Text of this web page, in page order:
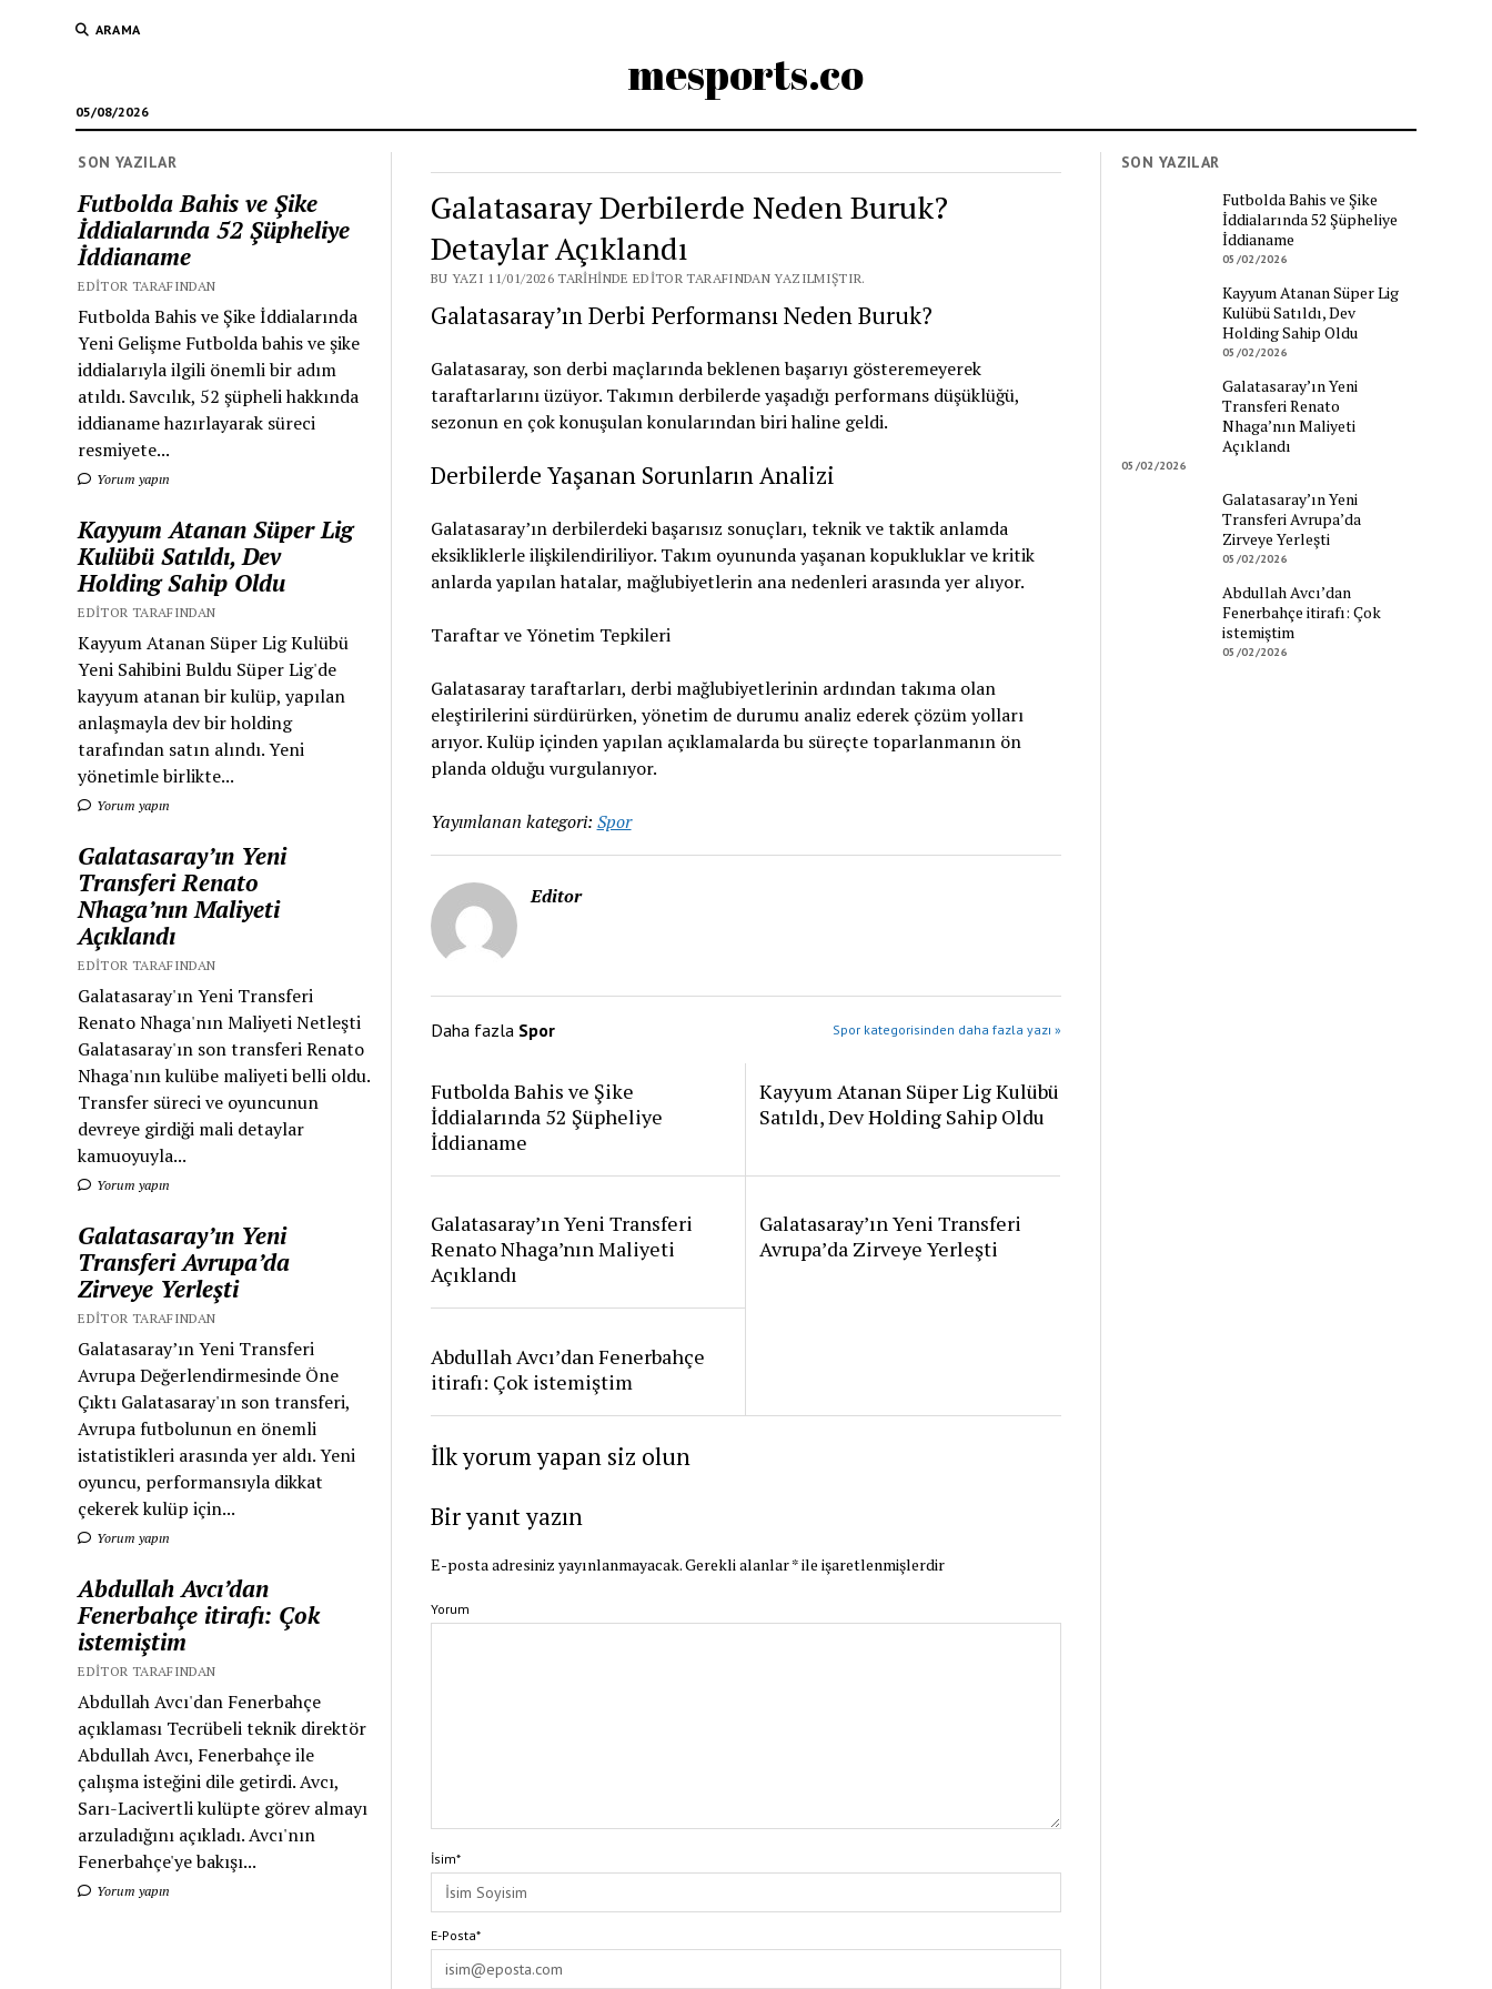
ARAMA
mesports.co
05/08/2026
SON YAZILAR
Futbolda Bahis ve Şike
İddialarında 52 Şüpheliye
İddianame
EDITOR TARAFINDAN
Futbolda Bahis ve Şike İddialarında
Yeni Gelişme Futbolda bahis ve şike
iddialarıyla ilgili önemli bir adım
atıldı. Savcılık, 52 şüpheli hakkında
iddianame hazırlayarak süreci
resmiyete...
Yorum yapın
Kayyum Atanan Süper Lig
Kulübü Satıldı, Dev
Holding Sahip Oldu
EDITOR TARAFINDAN
Kayyum Atanan Süper Lig Kulübü
Yeni Sahibini Buldu Süper Lig'de
kayyum atanan bir kulüp, yapılan
anlaşmayla dev bir holding
tarafından satın alındı. Yeni
yönetimle birlikte...
Yorum yapın
Galatasaray’ın Yeni
Transferi Renato
Nhaga’nın Maliyeti
Açıklandı
EDITOR TARAFINDAN
Galatasaray'ın Yeni Transferi
Renato Nhaga'nın Maliyeti Netleşti
Galatasaray'ın son transferi Renato
Nhaga'nın kulübe maliyeti belli oldu.
Transfer süreci ve oyuncunun
devreye girdiği mali detaylar
kamuoyuyla...
Yorum yapın
Galatasaray’ın Yeni
Transferi Avrupa’da
Zirveye Yerleşti
EDITOR TARAFINDAN
Galatasaray’ın Yeni Transferi
Avrupa Değerlendirmesinde Öne
Çıktı Galatasaray'ın son transferi,
Avrupa futbolunun en önemli
istatistikleri arasında yer aldı. Yeni
oyuncu, performansıyla dikkat
çekerek kulüp için...
Yorum yapın
Abdullah Avcı’dan
Fenerbahçe itirafı: Çok
istemiştim
EDITOR TARAFINDAN
Abdullah Avcı'dan Fenerbahçe
açıklaması Tecrübeli teknik direktör
Abdullah Avcı, Fenerbahçe ile
çalışma isteğini dile getirdi. Avcı,
Sarı-Lacivertli kulüpte görev almayı
arzuladığını açıkladı. Avcı'nın
Fenerbahçe'ye bakışı...
Yorum yapın
Galatasaray Derbilerde Neden Buruk?
Detaylar Açıklandı
BU YAZI 11/01/2026 TARIHINDE EDITOR TARAFINDAN YAZILMIŞTIR.
Galatasaray’ın Derbi Performansı Neden Buruk?
Galatasaray, son derbi maçlarında beklenen başarıyı gösteremeyerek
taraftarlarını üzüyor. Takımın derbilerde yaşadığı performans düşüklüğü,
sezonun en çok konuşulan konularından biri haline geldi.
Derbilerde Yaşanan Sorunların Analizi
Galatasaray’ın derbilerdeki başarısız sonuçları, teknik ve taktik anlamda
eksikliklerle ilişkilendiriliyor. Takım oyununda yaşanan kopukluklar ve kritik
anlarda yapılan hatalar, mağlubiyetlerin ana nedenleri arasında yer alıyor.
Taraftar ve Yönetim Tepkileri
Galatasaray taraftarları, derbi mağlubiyetlerinin ardından takıma olan
eleştirilerini sürdürürken, yönetim de durumu analiz ederek çözüm yolları
arıyor. Kulüp içinden yapılan açıklamalarda bu süreçte toparlanmanın ön
planda olduğu vurgulanıyor.
Yayımlanan kategori: Spor
Editor
Daha fazla Spor Spor kategorisinden daha fazla yazı »
Futbolda Bahis ve Şike
İddialarında 52 Şüpheliye
İddianame
Kayyum Atanan Süper Lig Kulübü
Satıldı, Dev Holding Sahip Oldu
Galatasaray’ın Yeni Transferi
Renato Nhaga’nın Maliyeti
Açıklandı
Galatasaray’ın Yeni Transferi
Avrupa’da Zirveye Yerleşti
Abdullah Avcı’dan Fenerbahçe
itirafı: Çok istemiştim
İlk yorum yapan siz olun
Bir yanıt yazın
E-posta adresiniz yayınlanmayacak.Gerekli alanlar*ile işaretlenmişlerdir
Yorum
İsim*
E-Posta*
SON YAZILAR
Futbolda Bahis ve Şike
İddialarında 52 Şüpheliye
İddianame
05/02/2026
Kayyum Atanan Süper Lig
Kulübü Satıldı, Dev
Holding Sahip Oldu
05/02/2026
Galatasaray’ın Yeni
Transferi Renato
Nhaga’nın Maliyeti
Açıklandı
05/02/2026
Galatasaray’ın Yeni
Transferi Avrupa’da
Zirveye Yerleşti
05/02/2026
Abdullah Avcı’dan
Fenerbahçe itirafı: Çok
istemiştim
05/02/2026